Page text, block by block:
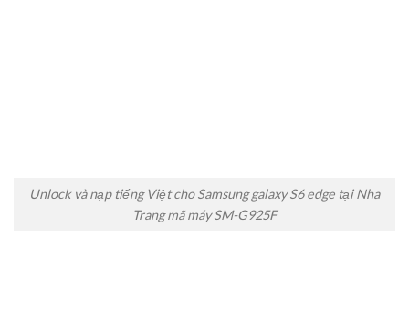
Unlock và nạp tiếng Việt cho Samsung galaxy S6 edge tại Nha
Trang mã máy SM-G925F